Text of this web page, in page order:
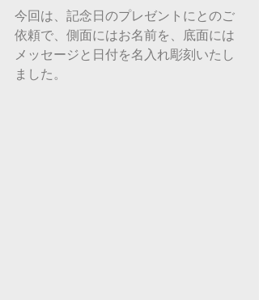
今回は、記念日のプレゼントにとのご
依頼で、側面にはお名前を、底面には
メッセージと日付を名入れ彫刻いたし
ました。